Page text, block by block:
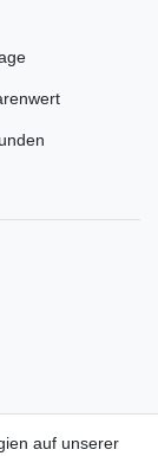
auf unserer